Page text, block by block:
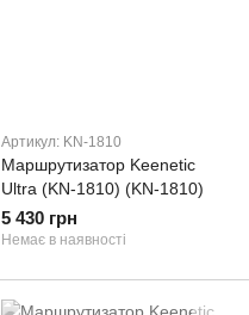
Артикул: KN-1810
Маршрутизатор Keenetic
Ultra (KN-1810) (KN-1810)
5 430 грн
Немає в наявності